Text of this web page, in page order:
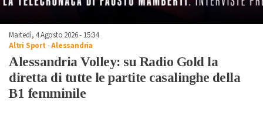
Martedì, 4 Agosto 2026 - 15:34
Altri Sport -Alessandria
Alessandria Volley: su Radio Gold la
diretta di tutte le partite casalinghe della
B1 femminile